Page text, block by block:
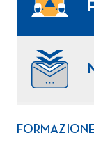
FORMAZIONE